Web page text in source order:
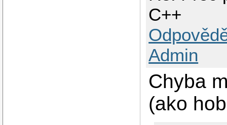
C++
Admin
Chyba
(ako